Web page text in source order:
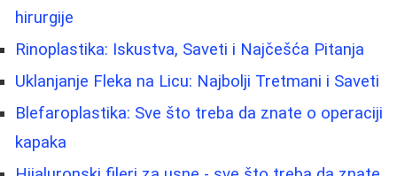
hirurgije
Rinoplastika: Iskustva, Saveti i Najčešća Pitanja
Uklanjanje Fleka na Licu: Najbolji Tretmani i Saveti
Blefaroplastika: Sve što treba da znate o operaciji
kapaka